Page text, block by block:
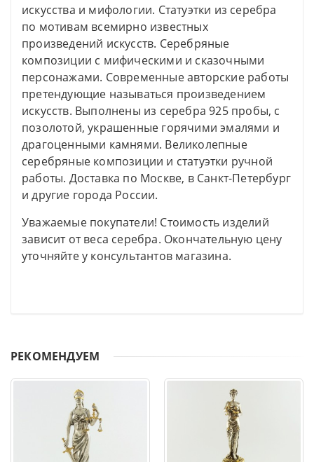
искусства и мифологии. Статуэтки из серебра
по мотивам всемирно известных
произведений искусств. Серебряные
композиции с мифическими и сказочными
персонажами. Современные авторские работы
претендующие называться произведением
искусств. Выполнены из серебра 925 пробы, с
позолотой, украшенные горячими эмалями и
драгоценными камнями. Великолепные
серебряные композиции и статуэтки ручной
работы. Доставка по Москве, в Санкт-Петербург
и другие города России.
Уважаемые покупатели! Стоимость изделий
зависит от веса серебра. Окончательную цену
уточняйте у консультантов магазина.
РЕКОМЕНДУЕМ